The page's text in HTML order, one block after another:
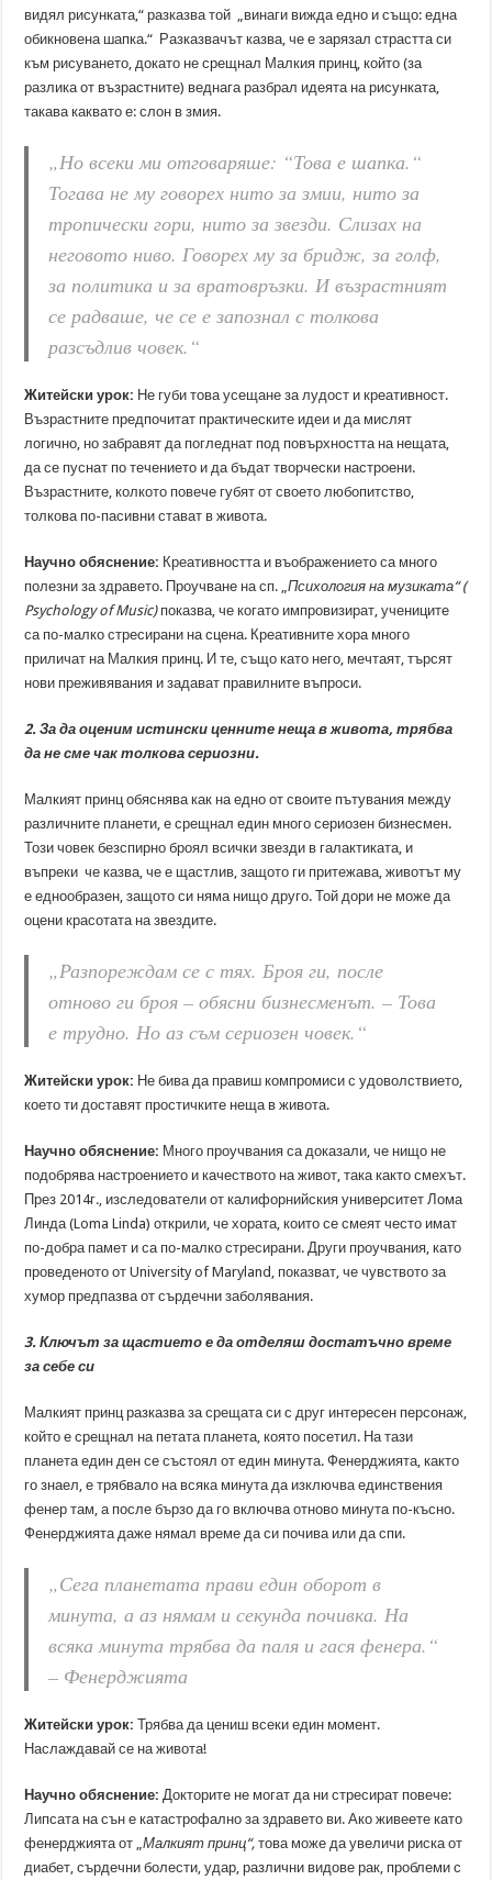
видял рисунката,“ разказва той „винаги вижда едно и също: една
обикновена шапка.“ Разказвачът казва, че е зарязал страстта си
към рисуването, докато не срещнал Малкия принц, който (за
разлика от възрастните) веднага разбрал идеята на рисунката,
такава каквато е: слон в змия.
„Но всеки ми отговаряше: “Това е шапка.“
Тогава не му говорех нито за змии, нито за
тропически гори, нито за звезди. Слизах на
неговото ниво. Говорех му за бридж, за голф,
за политика и за вратовръзки. И възрастният
се радваше, че се е запознал с толкова
разсъдлив човек.“
Житейски урок: Не губи това усещане за лудост и креативност.
Възрастните предпочитат практическите идеи и да мислят
логично, но забравят да погледнат под повърхността на нещата,
да се пуснат по течението и да бъдат творчески настроени.
Възрастните, колкото повече губят от своето любопитство,
толкова по-пасивни стават в живота.
Научно обяснение: Креативността и въображението са много
полезни за здравето. Проучване на сп. „Психология на музиката“ (
Psychology of Music)показва, че когато импровизират, учениците
са по-малко стресирани на сцена. Креативните хора много
приличат на Малкия принц. И те, също като него, мечтаят, търсят
нови преживявания и задават правилните въпроси.
2. За да оценим истински ценните неща в живота, трябва
да не сме чак толкова сериозни.
Малкият принц обяснява как на едно от своите пътувания между
различните планети, е срещнал един много сериозен бизнесмен.
Този човек безспирно броял всички звезди в галактиката, и
въпреки че казва, че е щастлив, защото ги притежава, животът му
е еднообразен, защото си няма нищо друго. Той дори не може да
оцени красотата на звездите.
„Разпореждам се с тях. Броя ги, после
отново ги броя – обясни бизнесменът. – Това
е трудно. Но аз съм сериозен човек.“
Житейски урок: Не бива да правиш компромиси с удоволствието,
което ти доставят простичките неща в живота.
Научно обяснение: Много проучвания са доказали, че нищо не
подобрява настроението и качеството на живот, така както смехът.
През 2014г., изследователи от калифорнийския университет Лома
Линда (Loma Linda) открили, че хората, които се смеят често имат
по-добра памет и са по-малко стресирани. Други проучвания, като
проведеното от University of Maryland, показват, че чувството за
хумор предпазва от сърдечни заболявания.
3. Ключът за щастието е да отделяш достатъчно време
за себе си
Малкият принц разказва за срещата си с друг интересен персонаж,
който е срещнал на петата планета, която посетил. На тази
планета един ден се състоял от един минута. Фенерджията, както
го знаел, е трябвало на всяка минута да изключва единствения
фенер там, а после бързо да го включва отново минута по-късно.
Фенерджията даже нямал време да си почива или да спи.
„Сега планетата прави един оборот в
минута, а аз нямам и секунда почивка. На
всяка минута трябва да паля и гася фенера.“
– Фенерджията
Житейски урок: Трябва да цениш всеки един момент.
Наслаждавай се на живота!
Научно обяснение: Докторите не могат да ни стресират повече:
Липсата на сън е катастрофално за здравето ви. Ако живеете като
фенерджията от „Малкият принц“,това може да увеличи риска от
диабет, сърдечни болести, удар, различни видове рак, проблеми с